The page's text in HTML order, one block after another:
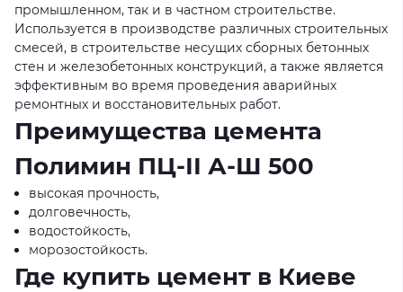
промышленном, так и в частном строительстве.
Используется в производстве различных строительных
смесей, в строительстве несущих сборных бетонных
стен и железобетонных конструкций, а также является
эффективным во время проведения аварийных
ремонтных и восстановительных работ.
Преимущества цемента
Полимин ПЦ-ІІ А-Ш 500
высокая прочность,
долговечность,
водостойкость,
морозостойкость.
Где купить цемент в Киеве